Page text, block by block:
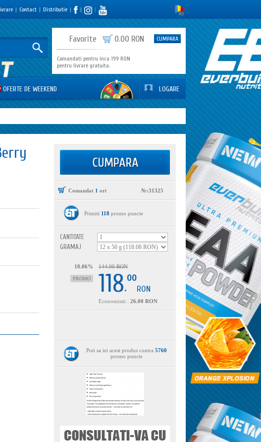
| Contact | Distributie | | |
Favorite 0.00 RON CUMPARA
Comandati pentru inca 199 RON
pentru livrare gratuita.
OFERTE DE WEEKEND LOGARE
Comandat 1 ori №:31325
Primiti 118 promo puncte
CANTITATE
GRAMAJ
18.06%
PROMO
144.00 RON
118.
00
RON
Economisiti : 26.00 RON
Poti sa iei acest produs contra 5760
promo puncte